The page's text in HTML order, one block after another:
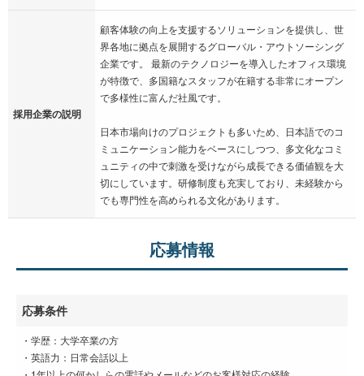
採用企業の説明
顧客体験の向上を支援するソリューションを提供し、世
界各地に拠点を展開するグローバル・アウトソーシング
企業です。 最新のテクノロジーを導入したオフィス環境
が特徴で、多国籍なスタッフが在籍する非常にオープン
で多様性に富んだ社風です。
日本市場向けのプロジェクトも多いため、日本語でのコ
ミュニケーション能力をベースにしつつ、多文化なコミ
ュニティの中で刺激を受けながら成長できる価値観を大
切にしています。研修制度も充実しており、未経験から
でも専門性を高められる文化があります。
応募情報
応募条件
・学歴：大学卒業の方
・英語力：日常会話以上